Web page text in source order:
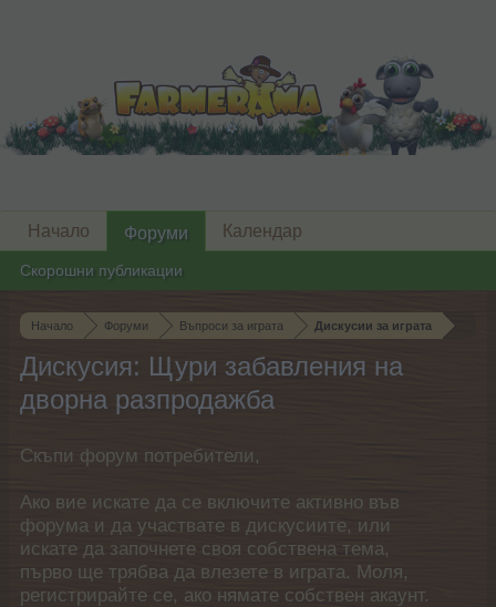
Начало Форуми Въпроси за играта Дискусии за играта
Дискусия: Щури забавления на
дворна разпродажба
Скъпи форум потребители,
Ако вие искате да се включите активно във
форума и да участвате в дискусиите, или
искате да започнете своя собствена тема,
първо ще трябва да влезете в играта. Моля,
регистрирайте се, ако нямате собствен акаунт.
Начало Форуми
Скорошни публикации
Календар